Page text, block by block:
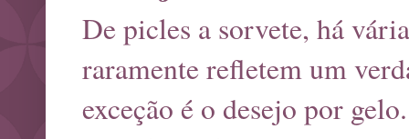
De picles a sorvete, há
raramente refletem um
exceção é o desejo por